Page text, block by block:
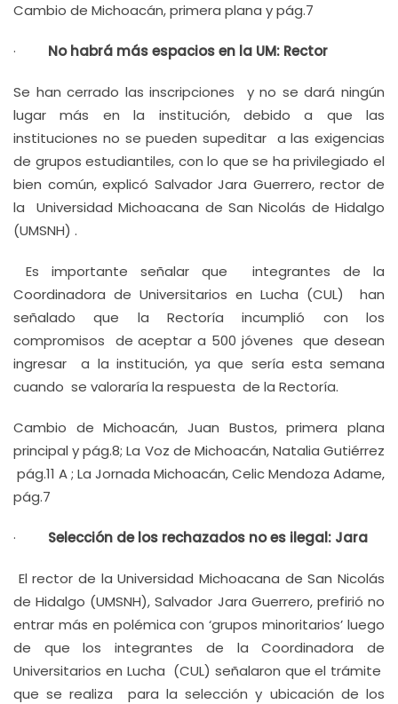
Cambio de Michoacán, primera plana y pág.7
· No habrá más espacios en la UM: Rector
Se han cerrado las inscripciones y no se dará ningún
lugar más en la institución, debido a que las
instituciones no se pueden supeditar a las exigencias
de grupos estudiantiles, con lo que se ha privilegiado el
bien común, explicó Salvador Jara Guerrero, rector de
la Universidad Michoacana de San Nicolás de Hidalgo
(UMSNH) .
Es importante señalar que integrantes de la
Coordinadora de Universitarios en Lucha (CUL) han
señalado que la Rectoría incumplió con los
compromisos de aceptar a 500 jóvenes que desean
ingresar a la institución, ya que sería esta semana
cuando se valoraría la respuesta de la Rectoría.
Cambio de Michoacán, Juan Bustos, primera plana
principal y pág.8; La Voz de Michoacán, Natalia Gutiérrez
pág.11 A ; La Jornada Michoacán, Celic Mendoza Adame,
pág.7
· Selección de los rechazados no es ilegal: Jara
El rector de la Universidad Michoacana de San Nicolás
de Hidalgo (UMSNH), Salvador Jara Guerrero, prefirió no
entrar más en polémica con ‘grupos minoritarios’ luego
de que los integrantes de la Coordinadora de
Universitarios en Lucha (CUL) señalaron que el trámite
que se realiza para la selección y ubicación de los